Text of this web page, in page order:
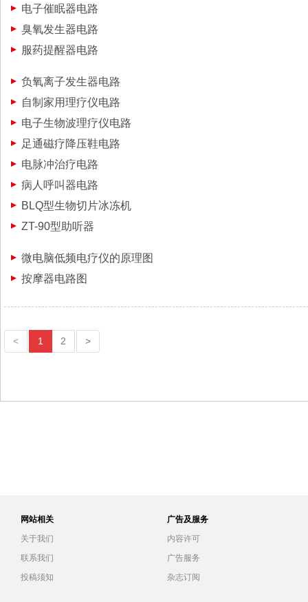
电子催眠器电路
臭氧发生器电路
服药提醒器电路
负氧离子发生器电路
自制家用理疗仪电路
电子生物波理疗仪电路
足通磁疗降压鞋电路
电脉冲治疗电路
病人呼叫器电路
BLQ型生物切片冰冻机
ZT-90型助听器
微电脑低频电疗仪的原理图
按摩器电路图
< 1 2 >
网站相关
关于我们
联系我们
投稿须知
广告及服务
内容许可
广告服务
杂志订阅